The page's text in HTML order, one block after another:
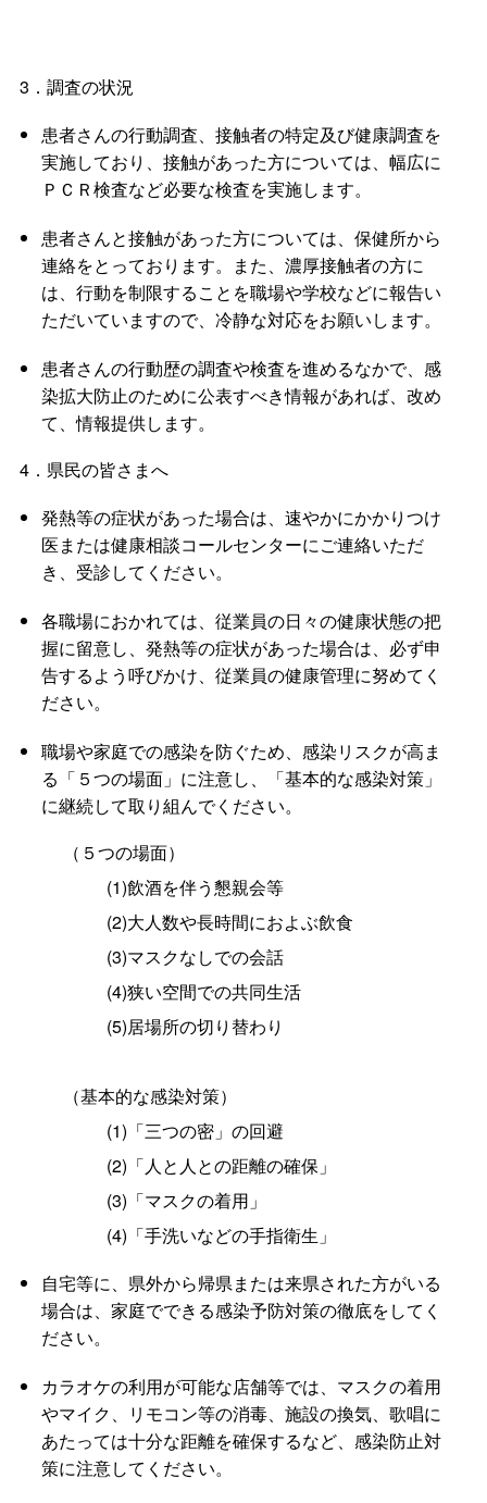
3．調査の状況
患者さんの行動調査、接触者の特定及び健康調査を
実施しており、接触があった方については、幅広に
ＰＣＲ検査など必要な検査を実施します。
患者さんと接触があった方については、保健所から
連絡をとっております。また、濃厚接触者の方に
は、行動を制限することを職場や学校などに報告い
ただいていますので、冷静な対応をお願いします。
患者さんの行動歴の調査や検査を進めるなかで、感
染拡大防止のために公表すべき情報があれば、改め
て、情報提供します。
4．県民の皆さまへ
発熱等の症状があった場合は、速やかにかかりつけ
医または健康相談コールセンターにご連絡いただ
き、受診してください。
各職場におかれては、従業員の日々の健康状態の把
握に留意し、発熱等の症状があった場合は、必ず申
告するよう呼びかけ、従業員の健康管理に努めてく
ださい。
職場や家庭での感染を防ぐため、感染リスクが高ま
る「５つの場面」に注意し、「基本的な感染対策」
に継続して取り組んでください。
（５つの場面）
(1)飲酒を伴う懇親会等
(2)大人数や長時間におよぶ飲食
(3)マスクなしでの会話
(4)狭い空間での共同生活
(5)居場所の切り替わり
（基本的な感染対策）
(1)「三つの密」の回避
(2)「人と人との距離の確保」
(3)「マスクの着用」
(4)「手洗いなどの手指衛生」
自宅等に、県外から帰県または来県された方がいる
場合は、家庭でできる感染予防対策の徹底をしてく
ださい。
カラオケの利用が可能な店舗等では、マスクの着用
やマイク、リモコン等の消毒、施設の換気、歌唱に
あたっては十分な距離を確保するなど、感染防止対
策に注意してください。